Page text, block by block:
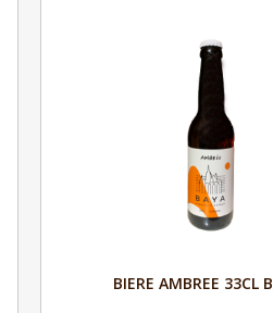
Aperçu
BIERE AMBREE 33CL